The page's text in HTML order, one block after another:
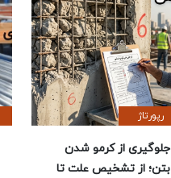
رپورتاژ
جلوگیری از کرمو شدن
بتن؛ از تشخیص علت تا